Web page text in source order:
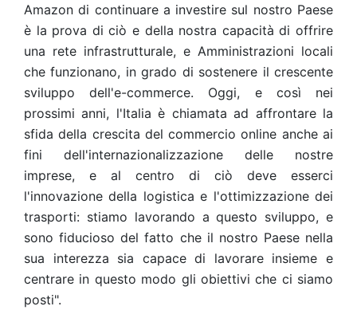
Amazon di continuare a investire sul nostro Paese
è la prova di ciò e della nostra capacità di offrire
una rete infrastrutturale, e Amministrazioni locali
che funzionano, in grado di sostenere il crescente
sviluppo dell'e-commerce. Oggi, e così nei
prossimi anni, l'Italia è chiamata ad affrontare la
sfida della crescita del commercio online anche ai
fini dell'internazionalizzazione delle nostre
imprese, e al centro di ciò deve esserci
l'innovazione della logistica e l'ottimizzazione dei
trasporti: stiamo lavorando a questo sviluppo, e
sono fiducioso del fatto che il nostro Paese nella
sua interezza sia capace di lavorare insieme e
centrare in questo modo gli obiettivi che ci siamo
posti".